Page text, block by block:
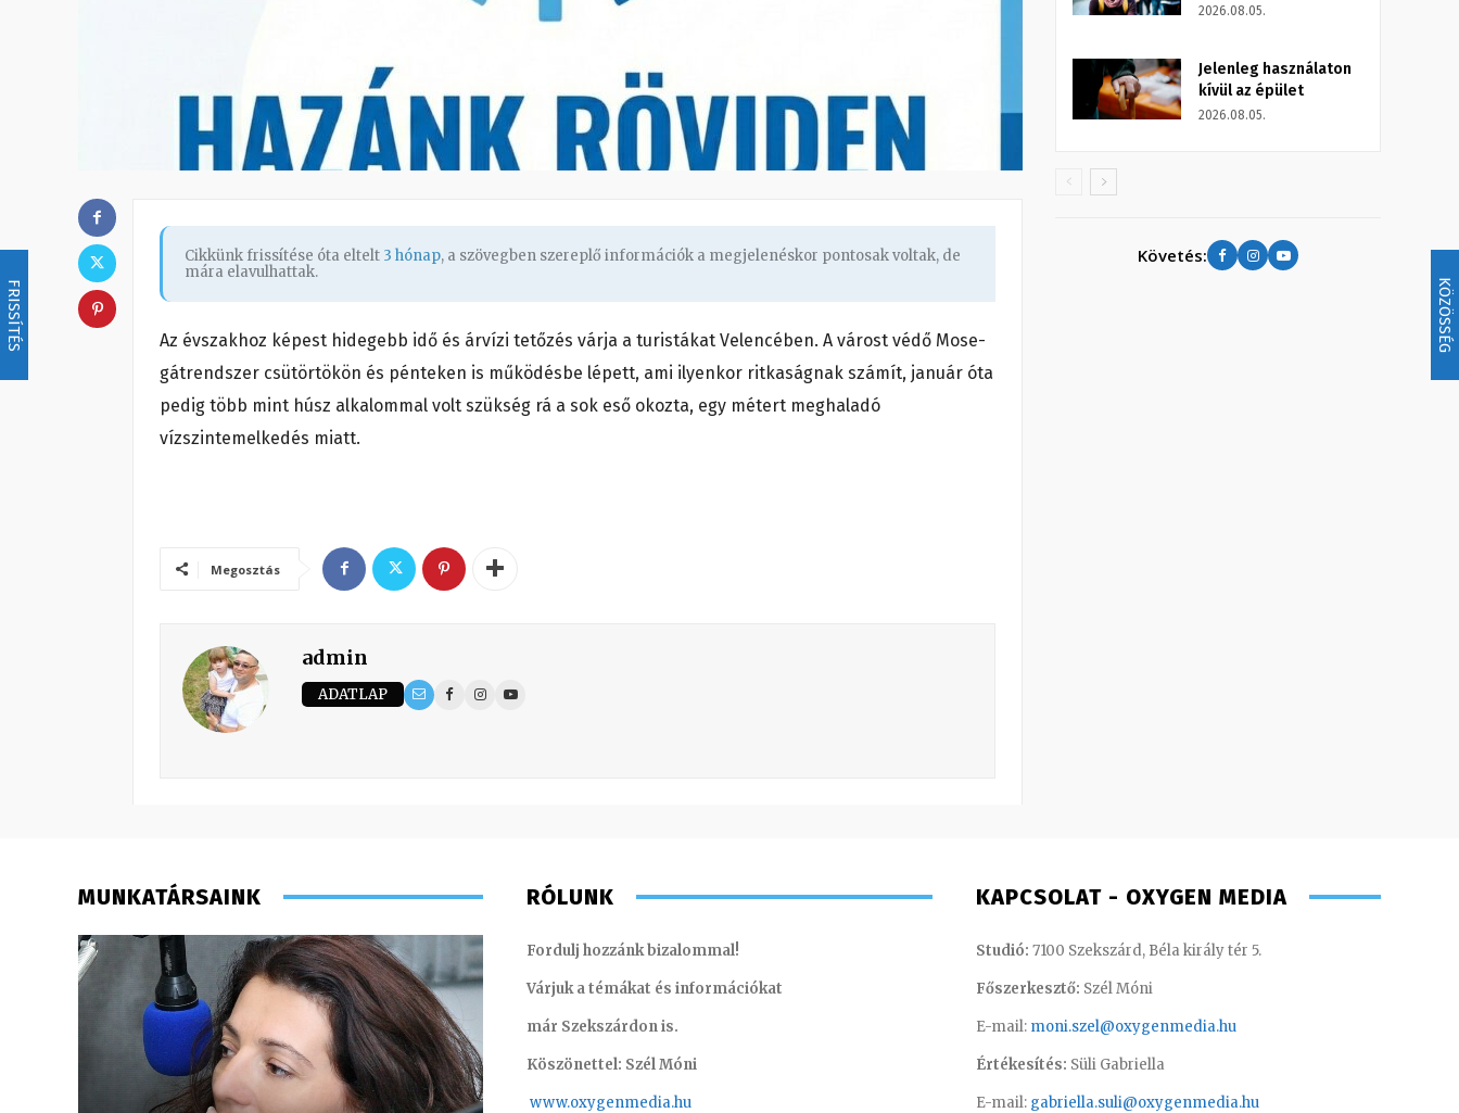
FRISSÍTÉS KÖZÖSSÉG
Cikkünk frissítése óta eltelt 3 hónap, a szövegben szereplő információk a megjelenéskor pontosak voltak, de
mára elavulhattak.
Az évszakhoz képest hidegebb idő és árvízi tetőzés várja a turistákat Velencében. A várost védő Mose-
gátrendszer csütörtökön és pénteken is működésbe lépett, ami ilyenkor ritkaságnak számít, január óta
pedig több mint húsz alkalommal volt szükség rá a sok eső okozta, egy métert meghaladó
vízszintemelkedés miatt.
Megosztás
admin
ADATLAP
2026.08.05.
Jelenleg használaton
kívül az épület
2026.08.05.
Követés:
MUNKATÁRSAINK RÓLUNK
Fordulj hozzánk bizalommal!
Várjuk a témákat és információkat
már Szekszárdon is.
Köszönettel: Szél Móni
www.oxygenmedia.hu
KAPCSOLAT - OXYGEN MEDIA
Studió: 7100 Szekszárd, Béla király tér 5.
Főszerkesztő: Szél Móni
E-mail: moni.szel@oxygenmedia.hu
Értékesítés: Süli Gabriella
E-mail: gabriella.suli@oxygenmedia.hu